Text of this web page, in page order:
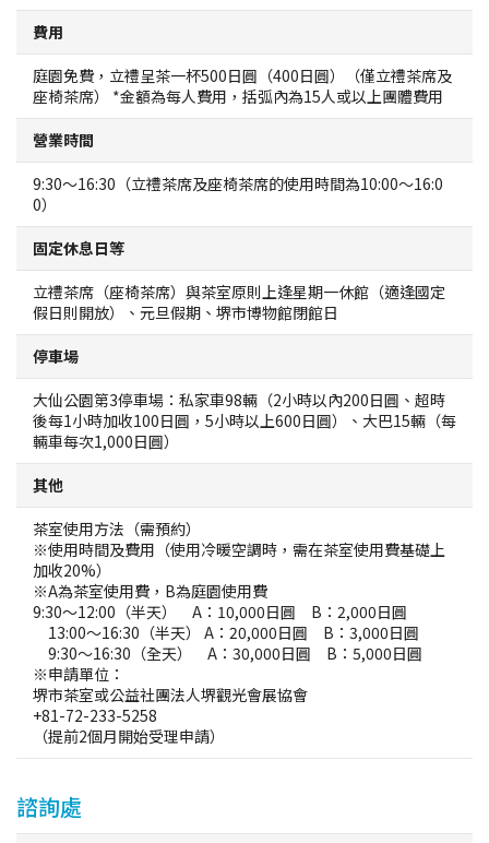
關於協會
網站地圖
費用
庭園免費，立禮呈茶一杯500日圓（400日圓）（僅立禮茶席及
座椅茶席） *金額為每人費用，括弧內為15人或以上團體費用
營業時間
9:30～16:30（立禮茶席及座椅茶席的使用時間為10:00～16:0
0）
固定休息日等
立禮茶席（座椅茶席）與茶室原則上逢星期一休館（適逢國定
假日則開放）、元旦假期、堺市博物館閉館日
停車場
大仙公園第3停車場：私家車98輛（2小時以內200日圓、超時
後每1小時加收100日圓，5小時以上600日圓）、大巴15輛（每
輛車每次1,000日圓）
其他
茶室使用方法（需預約）
※使用時間及費用（使用冷暖空調時，需在茶室使用費基礎上
加收20%）
※A為茶室使用費，B為庭園使用費
9:30～12:00（半天） A：10,000日圓 B：2,000日圓
13:00～16:30（半天） A：20,000日圓 B：3,000日圓
9:30～16:30（全天） A：30,000日圓 B：5,000日圓
※申請單位：
堺市茶室或公益社團法人堺觀光會展協會
+81-72-233-5258
（提前2個月開始受理申請）
諮詢處